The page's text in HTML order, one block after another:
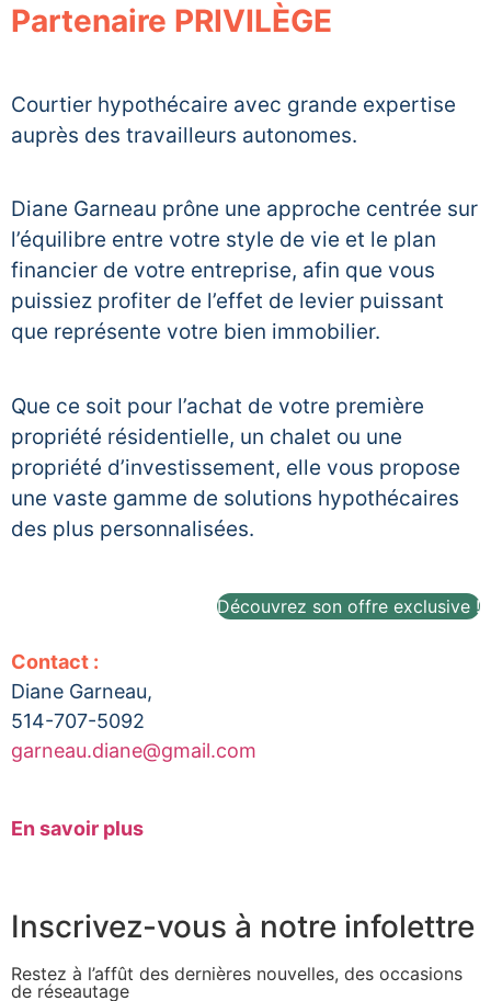
Partenaire PRIVILÈGE
Courtier hypothécaire avec grande expertise
auprès des travailleurs autonomes.
Diane Garneau prône une approche centrée sur
l’équilibre entre votre style de vie et le plan
financier de votre entreprise, afin que vous
puissiez profiter de l’effet de levier puissant
que représente votre bien immobilier.
Que ce soit pour l’achat de votre première
propriété résidentielle, un chalet ou une
propriété d’investissement, elle vous propose
une vaste gamme de solutions hypothécaires
des plus personnalisées.
Découvrez son offre exclusive !
Contact :
Diane Garneau,
514-707-5092
garneau.diane@gmail.com
En savoir plus
Inscrivez-vous à notre infolettre
Restez à l’affût des dernières nouvelles, des occasions
de réseautage